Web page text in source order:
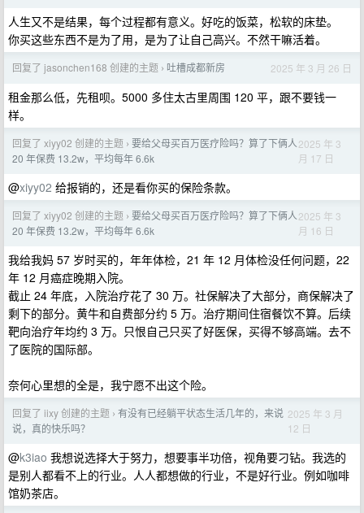
人生又不是结果，每个过程都有意义。好吃的饭菜，松软的床垫。
你买这些东西不是为了用，是为了让自己高兴。不然干嘛活着。
回复了 jasonchen168 创建的主题 › 吐槽成都新房 2025 年 3 月 26 日
租金那么低，先租呗。5000 多住太古里周围 120 平，跟不要钱一
样。
回复了 xiyy02 创建的主题 › 要给父母买百万医疗险吗？算了下俩人
20 年保费 13.2w，平均每年 6.6k
2025 年 3
月 17 日
@xiyy02 给报销的，还是看你买的保险条款。
回复了 xiyy02 创建的主题 › 要给父母买百万医疗险吗？算了下俩人
20 年保费 13.2w，平均每年 6.6k
2025 年 3
月 16 日
我给我妈 57 岁时买的，年年体检，21 年 12 月体检没任何问题，22
年 12 月癌症晚期入院。
截止 24 年底，入院治疗花了 30 万。社保解决了大部分，商保解决了
剩下的部分。黄牛和自费部分约 5 万。治疗期间住宿餐饮不算。后续
靶向治疗年均约 3 万。只恨自己只买了好医保，买得不够高端。去不
了医院的国际部。
奈何心里想的全是，我宁愿不出这个险。
回复了 iixy 创建的主题 › 有没有已经躺平状态生活几年的，来说
说，真的快乐吗？
2025 年 3 月
12 日
@k3iao 我想说选择大于努力，想要事半功倍，视角要刁钻。我选的
是别人都看不上的行业。人人都想做的行业，不是好行业。例如咖啡
馆奶茶店。